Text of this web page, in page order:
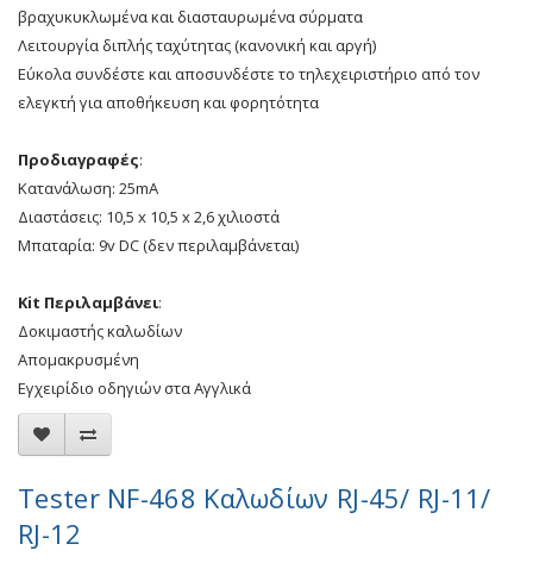
βραχυκυκλωμένα και διασταυρωμένα σύρματα
Λειτουργία διπλής ταχύτητας (κανονική και αργή)
Εύκολα συνδέστε και αποσυνδέστε το τηλεχειριστήριο από τον
ελεγκτή για αποθήκευση και φορητότητα
Προδιαγραφές:
Κατανάλωση: 25mA
Διαστάσεις: 10,5 x 10,5 x 2,6 χιλιοστά
Μπαταρία: 9v DC (δεν περιλαμβάνεται)
Kit Περιλαμβάνει:
Δοκιμαστής καλωδίων
Απομακρυσμένη
Εγχειρίδιο οδηγιών στα Αγγλικά
Tester NF-468 Καλωδίων RJ-45/ RJ-11/
RJ-12